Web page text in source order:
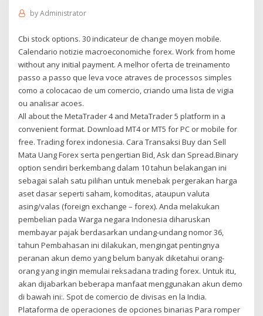
byAdministrator
Cbi stock options. 30 indicateur de change moyen mobile.
Calendario notizie macroeconomiche forex. Work from home
without any initial payment. A melhor oferta de treinamento
passo a passo que leva voce atraves de processos simples
como a colocacao de um comercio, criando uma lista de vigia
ou analisar acoes.
All about the MetaTrader 4 and MetaTrader 5 platform in a
convenient format. Download MT4 or MT5 for PC or mobile for
free. Trading forex indonesia. Cara Transaksi Buy dan Sell
Mata Uang Forex serta pengertian Bid, Ask dan Spread.Binary
option sendiri berkembang dalam 10 tahun belakangan ini
sebagai salah satu pilihan untuk menebak pergerakan harga
aset dasar seperti saham, komoditas, ataupun valuta
asing/valas (foreign exchange – forex). Anda melakukan
pembelian pada Warga negara Indonesia diharuskan
membayar pajak berdasarkan undang-undang nomor 36,
tahun Pembahasan ini dilakukan, mengingat pentingnya
peranan akun demo yang belum banyak diketahui orang-
orang yang ingin memulai reksadana trading forex. Untuk itu,
akan dijabarkan beberapa manfaat menggunakan akun demo
di bawah ini:. Spot de comercio de divisas en la India.
Plataforma de operaciones de opciones binarias Para romper